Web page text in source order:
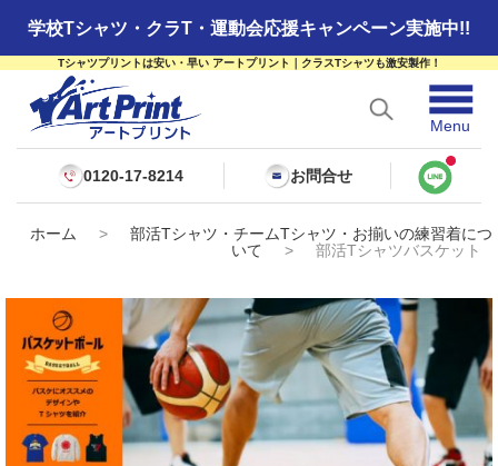
学校Tシャツ・クラT・運動会応援キャンペーン実施中!!
Tシャツプリントは安い・早い アートプリント｜クラスTシャツも激安製作！
☰
Menu
0120-17-8214 お問合せ
ホーム >
部活Tシャツ・チームTシャツ・お揃いの練習着につ
いて
> 部活Tシャツバスケット